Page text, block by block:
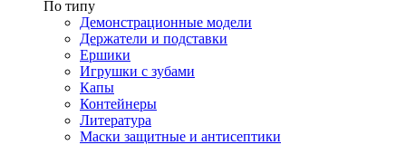
По типу
Демонстрационные модели
Держатели и подставки
Ершики
Игрушки с зубами
Капы
Контейнеры
Литература
Маски защитные и антисептики